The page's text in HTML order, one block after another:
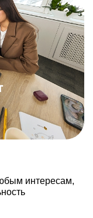
интересам,